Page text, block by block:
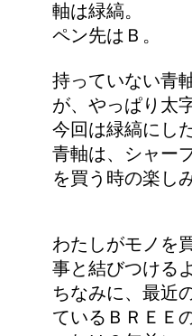
軸は緑縞。
ペン先はＢ。
持っていない青
が、やっぱり太
今回は緑縞にした
青軸は、シャー
を買う時の楽し
わたしがモノを
事と結びつける
ちなみに、最近
ているＢＲＥＥ